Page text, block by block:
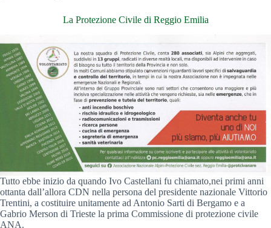
La Protezione Civile di Reggio Emilia
Tutto ebbe inizio da quando Ivo Castellani fu chiamato,nei primi anni
ottanta dall’allora CDN nella persona del presidente nazionale Vittorio
Trentini, a costituire unitamente ad Antonio Sarti di Bergamo e a
Gabrio Merson di Trieste la prima Commissione di protezione civile
ANA.